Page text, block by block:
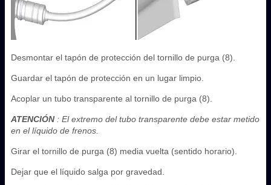
Desmontar el tapón de protección del tornillo de purga (8).
Guardar el tapón de protección en un lugar limpio.
Acoplar un tubo transparente al tornillo de purga (8).
ATENCIÓN: El extremo del tubo transparente debe estar metido
en el líquido de frenos.
Girar el tornillo de purga (8) media vuelta (sentido horario).
Dejar que el líquido salga por gravedad.